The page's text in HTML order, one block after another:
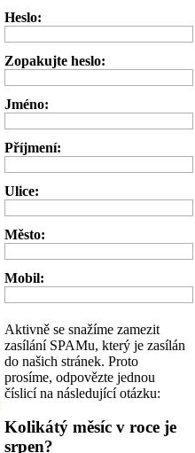
Heslo:
Zopakujte heslo:
Jméno:
Příjmení:
Ulice:
Město:
Mobil:
Aktivně se snažíme zamezit
zasílání SPAMu, který je zasílán
do našich stránek. Proto
prosíme, odpovězte jednou
číslicí na následující otázku:
Kolikátý měsíc v roce je
srpen?